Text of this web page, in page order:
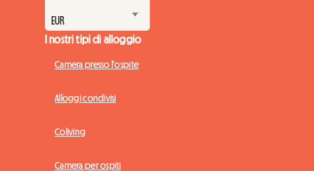
I nostri tipi di alloggio
Camera presso l'ospite
Alloggi condivisi
Coliving
Camera per ospiti